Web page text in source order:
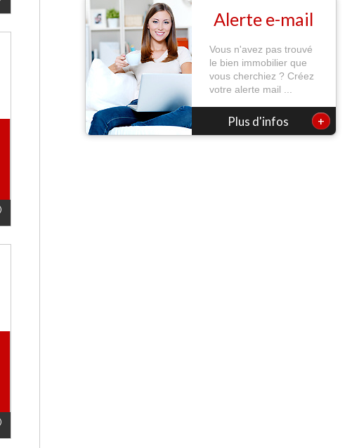
Alerte e-mail
Vous n'avez pas trouvé
le bien immobilier que
vous cherchiez ? Créez
votre alerte mail ...
Plus d'infos +